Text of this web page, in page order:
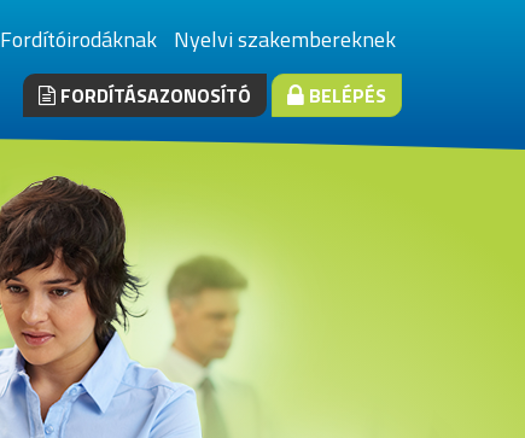
Fordítóirodáknak Nyelvi szakembereknek
FORDÍTÁSAZONOSÍTÓ BELÉPÉS